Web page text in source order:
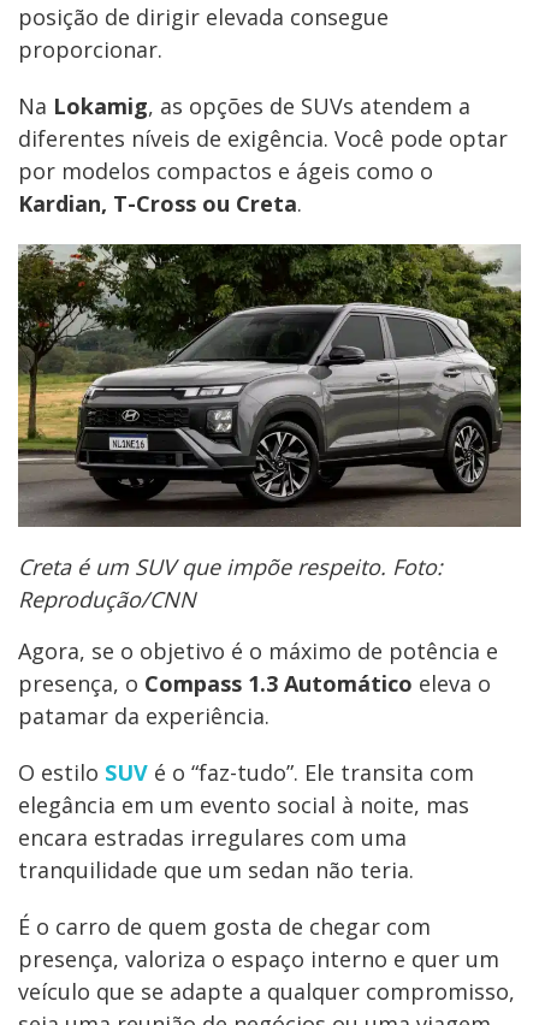
posição de dirigir elevada consegue
proporcionar.
Na Lokamig, as opções de SUVs atendem a
diferentes níveis de exigência. Você pode optar
por modelos compactos e ágeis como o
Kardian, T-Cross ou Creta.
Creta é um SUV que impõe respeito. Foto:
Reprodução/CNN
Agora, se o objetivo é o máximo de potência e
presença, o Compass 1.3 Automático eleva o
patamar da experiência.
O estilo SUV é o “faz-tudo”. Ele transita com
elegância em um evento social à noite, mas
encara estradas irregulares com uma
tranquilidade que um sedan não teria.
É o carro de quem gosta de chegar com
presença, valoriza o espaço interno e quer um
veículo que se adapte a qualquer compromisso,